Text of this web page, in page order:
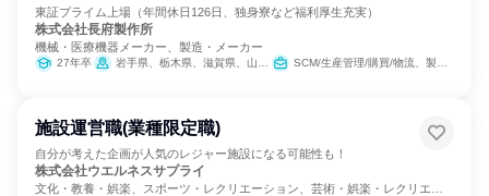
東証プライム上場（年間休日126日、独身寮など福利厚生充実）
株式会社長府製作所
機械・医療機器メーカー、製造・メーカー
27年卒 岩手県、栃木県、滋賀県、山口県 SCM/生産管理/購買/物流、製造・生産工程、建築/土木/プラント専門職
施設運営職(業種限定職)
自分が考えた企画が人気のレジャー施設になる可能性も！
株式会社ウエルネスサプライ
文化・教養・娯楽、スポーツ・レクリエーション、芸術・娯楽・レクリエー